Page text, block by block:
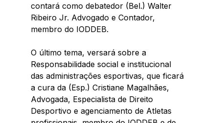
contará como debatedor (Bel.) Walter
Ribeiro Jr. Advogado e Contador,
membro do IODDEB.
O último tema, versará sobre a
Responsabilidade social e institucional
das administrações esportivas, que ficará
a cura da (Esp.) Cristiane Magalhães,
Advogada, Especialista de Direito
Desportivo e agenciamento de Atletas